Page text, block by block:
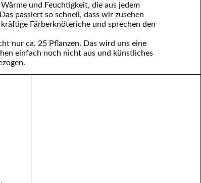
und Feuchtigkeit, die aus jedem
passiert so schnell, dass wir zusehen
Färberknöteriche und sprechen den
nur ca. 25 Pflanzen. Das wird uns eine
einfach noch nicht aus und künstliches